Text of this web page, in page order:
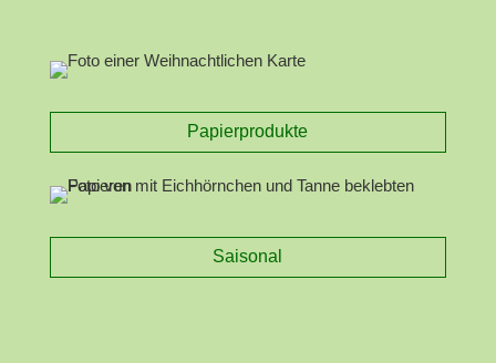
Papierprodukte
Saisonal